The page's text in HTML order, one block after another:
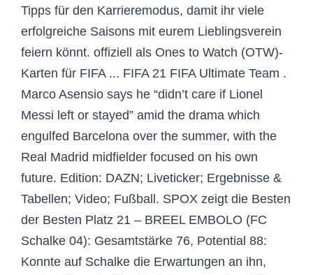
Tipps für den Karrieremodus, damit ihr viele
erfolgreiche Saisons mit eurem Lieblingsverein
feiern könnt. offiziell als Ones to Watch (OTW)-
Karten für FIFA ... FIFA 21 FIFA Ultimate Team .
Marco Asensio says he “didn’t care if Lionel
Messi left or stayed” amid the drama which
engulfed Barcelona over the summer, with the
Real Madrid midfielder focused on his own
future. Edition: DAZN; Liveticker; Ergebnisse &
Tabellen; Video; Fußball. SPOX zeigt die Besten
der Besten Platz 21 – BREEL EMBOLO (FC
Schalke 04): Gesamtstärke 76, Potential 88:
Konnte auf Schalke die Erwartungen an ihn,